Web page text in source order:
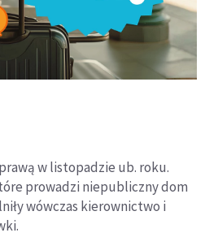
w listopadzie ub. roku.
prowadzi niepubliczny dom
wówczas kierownictwo i